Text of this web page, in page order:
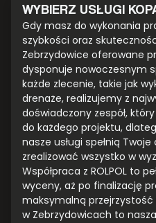
WYBIERZ USŁUGI
Gdy masz do wykonania
szybkości oraz
Zebrzydowice oferowane
dysponuje nowoczesnym
każde zlecenie, takie jak
drenaże, realizujemy z
doświadczony zespół,
do każdego projektu,
nasze usługi spełnią
zrealizować wszystko w
Współpraca z ROLPOL to
wyceny, aż po finalizację
maksymalną przejrzystość
w Zebrzydowicach to